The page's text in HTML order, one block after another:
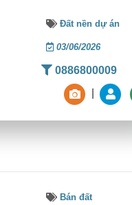
Đất nền dự án
03/06/2026
0886800009
Bán đất